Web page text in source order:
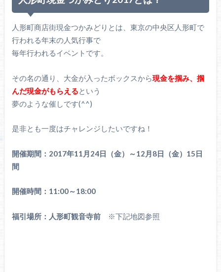
人形町商店街現金つかみどりとは、東京の中央区人形町で
行われる年末の人気行事で
毎年行われるイベントです。
その名の通り、大金が入ったボックスから現金を掴み、掴
んだ現金がもらえる という
夢のような催しです(^^)
是非とも一度はチャレンジしたいですね！
開催期間：2017年11月24日（金）～12月8日（金）15日
間
開催時間：11:00～18:00
福引場所：人形町観音寺前※下記地図参照